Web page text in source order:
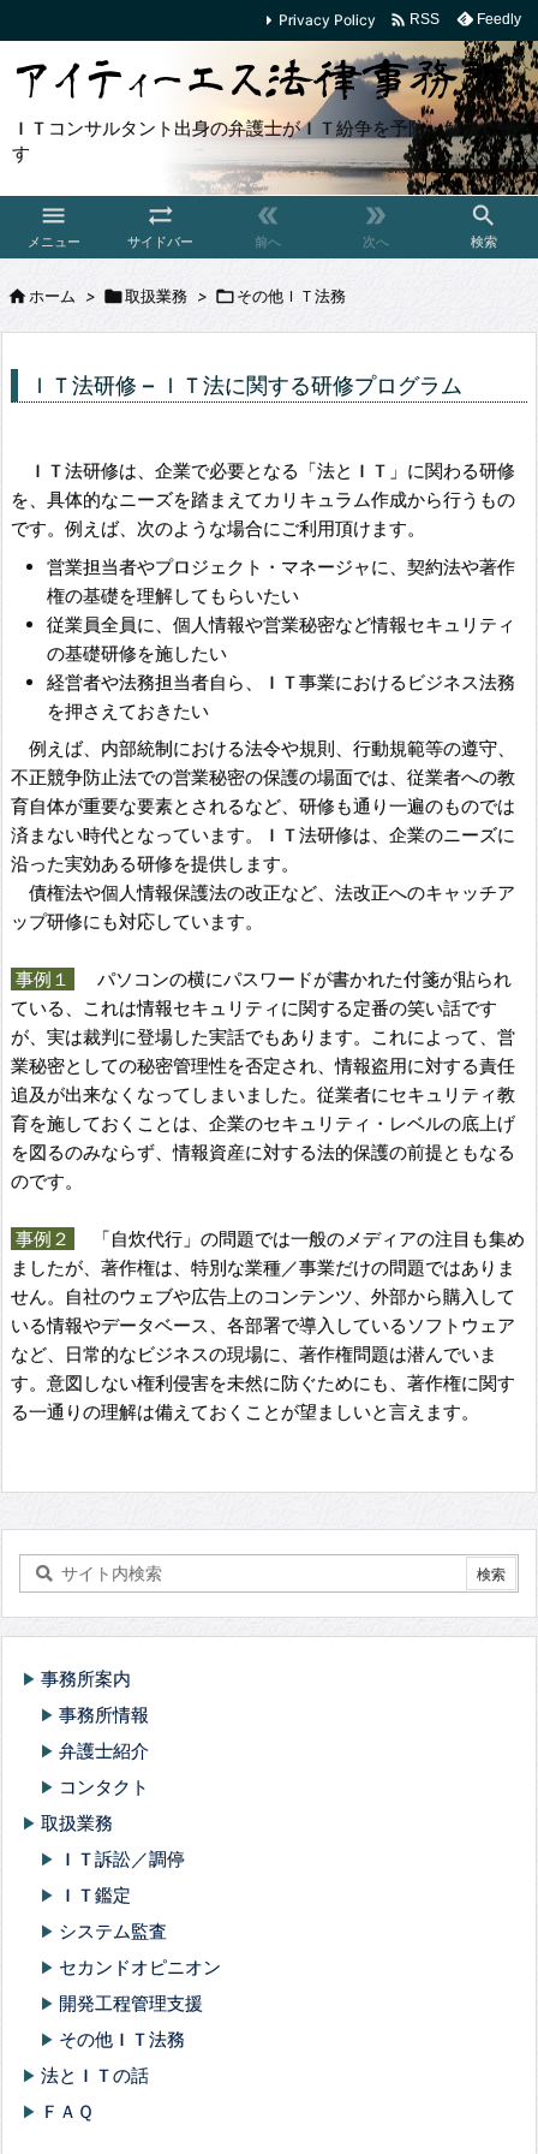
ＩＴコンサルタント出身の弁護士がＩＴ紛争を予防・解決しま
す

メニュー

サイドバー

前へ

次へ

検索
Privacy Policy  RSS Feedly
ホーム > 取扱業務 > その他ＩＴ法務
ＩＴ法研修 – ＩＴ法に関する研修プログラム
ＩＴ法研修は、企業で必要となる「法とＩＴ」に関わる研修
を、具体的なニーズを踏まえてカリキュラム作成から行うもの
です。例えば、次のような場合にご利用頂けます。
営業担当者やプロジェクト・マネージャに、契約法や著作
権の基礎を理解してもらいたい
従業員全員に、個人情報や営業秘密など情報セキュリティ
の基礎研修を施したい
経営者や法務担当者自ら、ＩＴ事業におけるビジネス法務
を押さえておきたい
例えば、内部統制における法令や規則、行動規範等の遵守、
不正競争防止法での営業秘密の保護の場面では、従業者への教
育自体が重要な要素とされるなど、研修も通り一遍のものでは
済まない時代となっています。ＩＴ法研修は、企業のニーズに
沿った実効ある研修を提供します。
債権法や個人情報保護法の改正など、法改正へのキャッチア
ップ研修にも対応しています。
事例１
パソコンの横にパスワードが書かれた付箋が貼られ
ている、これは情報セキュリティに関する定番の笑い話です
が、実は裁判に登場した実話でもあります。これによって、営
業秘密としての秘密管理性を否定され、情報盗用に対する責任
追及が出来なくなってしまいました。従業者にセキュリティ教
育を施しておくことは、企業のセキュリティ・レベルの底上げ
を図るのみならず、情報資産に対する法的保護の前提ともなる
のです。
事例２
「自炊代行」の問題では一般のメディアの注目も集め
ましたが、著作権は、特別な業種／事業だけの問題ではありま
せん。自社のウェブや広告上のコンテンツ、外部から購入して
いる情報やデータベース、各部署で導入しているソフトウェア
など、日常的なビジネスの現場に、著作権問題は潜んでいま
す。意図しない権利侵害を未然に防ぐためにも、著作権に関す
る一通りの理解は備えておくことが望ましいと言えます。
play_arrow 事務所案内
play_arrow 事務所情報
play_arrow 弁護士紹介
play_arrow コンタクト
play_arrow 取扱業務
play_arrow ＩＴ訴訟／調停
play_arrow ＩＴ鑑定
play_arrow システム監査
play_arrow セカンドオピニオン
play_arrow 開発工程管理支援
play_arrow その他ＩＴ法務
play_arrow 法とＩＴの話
play_arrow ＦＡＱ